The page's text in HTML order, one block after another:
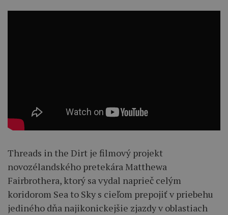
Threads in the Dirt je filmový projekt
novozélandského pretekára Matthewa
Fairbrothera, ktorý sa vydal naprieč celým
koridorom Sea to Sky s cieľom prepojiť v priebehu
jediného dňa najikonickejšie zjazdy v oblastiach